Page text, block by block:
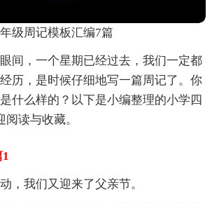
级周记模板汇编7篇
间，一个星期已经过去，我们一定都
历，是时候仔细地写一篇周记了。你
什么样的？以下是小编整理的小学四
读与收藏。
，我们又迎来了父亲节。